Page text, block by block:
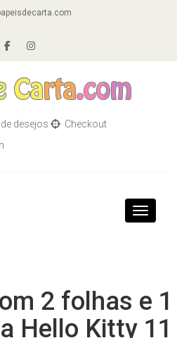
desejos
Checkout
Toggle
2 folhas e 1
Hello Kitty 11